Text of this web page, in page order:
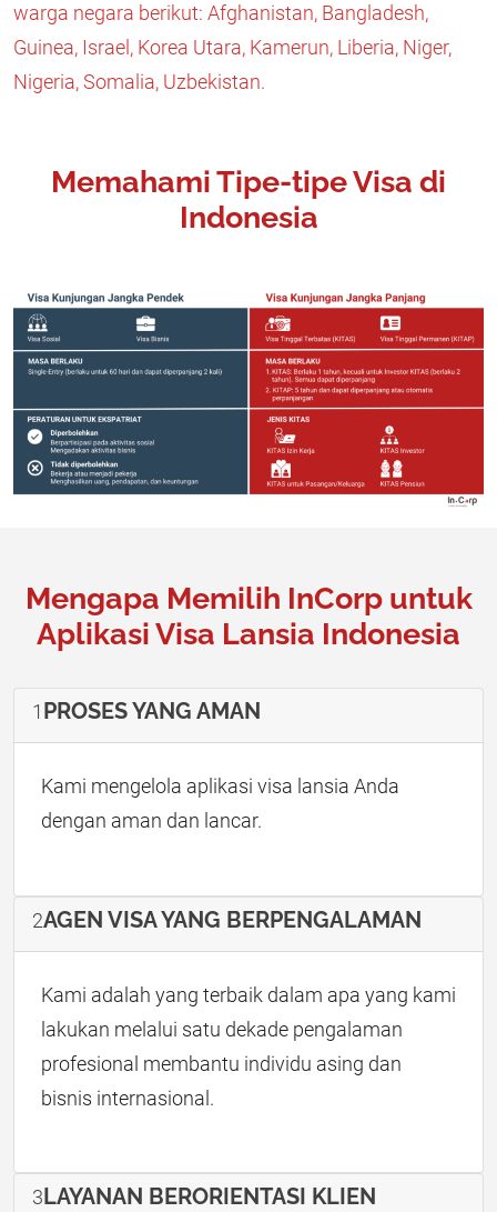
warga negara berikut: Afghanistan, Bangladesh,
Guinea, Israel, Korea Utara, Kamerun, Liberia, Niger,
Nigeria, Somalia, Uzbekistan.
Memahami Tipe-tipe Visa di
Indonesia
Mengapa Memilih InCorp untuk
Aplikasi Visa Lansia Indonesia
1 PROSES YANG AMAN
Kami mengelola aplikasi visa lansia Anda
dengan aman dan lancar.
2AGEN VISA YANG BERPENGALAMAN
Kami adalah yang terbaik dalam apa yang kami
lakukan melalui satu dekade pengalaman
profesional membantu individu asing dan
bisnis internasional.
3LAYANAN BERORIENTASI KLIEN